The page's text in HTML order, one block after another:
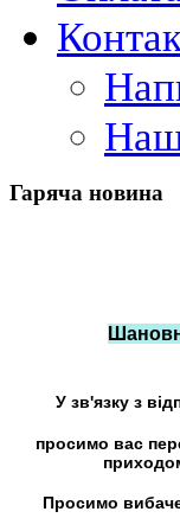
Гаряча новина
У зв'язку з
просимо вас
Просимо